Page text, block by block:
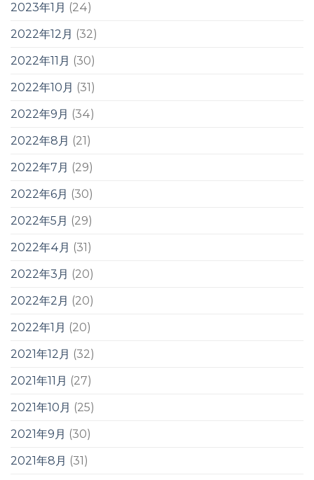
2023年1月 (24)
2022年12月 (32)
2022年11月 (30)
2022年10月 (31)
2022年9月 (34)
2022年8月 (21)
2022年7月 (29)
2022年6月 (30)
2022年5月 (29)
2022年4月 (31)
2022年3月 (20)
2022年2月 (20)
2022年1月 (20)
2021年12月 (32)
2021年11月 (27)
2021年10月 (25)
2021年9月 (30)
2021年8月 (31)